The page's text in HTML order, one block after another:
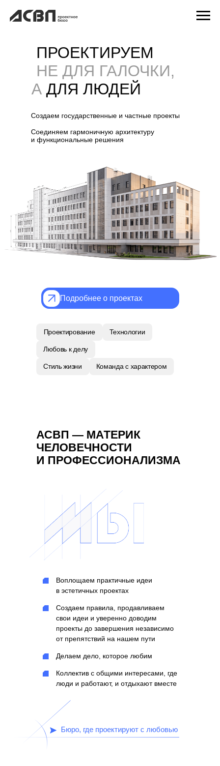
Подробнее о проектах
А ДЛЯ ЛЮДЕЙ
ПРОЕКТИРУЕМ
НЕ ДЛЯ ГАЛОЧКИ,
Создаем государственные и частные проекты
Соединяем гармоничную архитектуру
и функциональные решения
Проектирование Технологии
Любовь к делу
Стиль жизни Команда с характером
Делаем дело, которое любим
Коллектив с общими интересами, где
люди и работают, и отдыхают вместе
Воплощаем практичные идеи
в эстетичных проектах
Создаем правила, продавливаем
свои идеи и уверенно доводим
проекты до завершения независимо
от препятствий на нашем пути
АСВП — МАТЕРИК
ЧЕЛОВЕЧНОСТИ
И ПРОФЕССИОНАЛИЗМА
Бюро, где проектируют с любовью